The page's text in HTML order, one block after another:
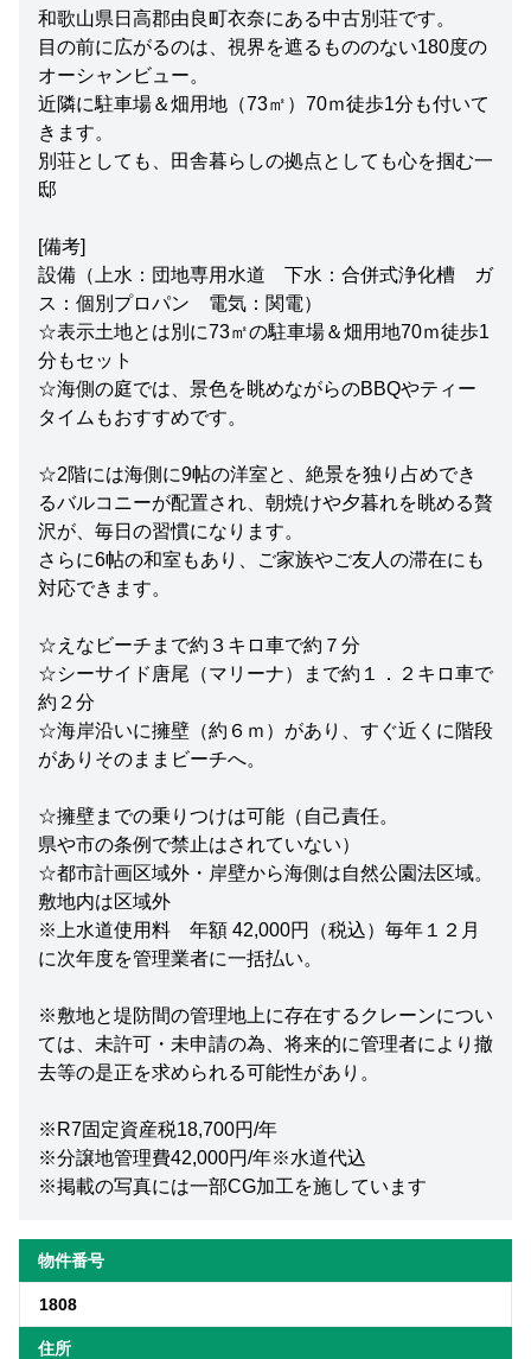
和歌山県日高郡由良町衣奈にある中古別荘です。
目の前に広がるのは、視界を遮るもののない180度の
オーシャンビュー。
近隣に駐車場＆畑用地（73㎡）70ｍ徒歩1分も付いて
きます。
別荘としても、田舎暮らしの拠点としても心を掴む一
邸
[備考]
設備（上水：団地専用水道 下水：合併式浄化槽 ガ
ス：個別プロパン 電気：関電）
☆表示土地とは別に73㎡の駐車場＆畑用地70ｍ徒歩1
分もセット
☆海側の庭では、景色を眺めながらのBBQやティー
タイムもおすすめです。
☆2階には海側に9帖の洋室と、絶景を独り占めでき
るバルコニーが配置され、朝焼けや夕暮れを眺める贅
沢が、毎日の習慣になります。
さらに6帖の和室もあり、ご家族やご友人の滞在にも
対応できます。
☆えなビーチまで約３キロ車で約７分
☆シーサイド唐尾（マリーナ）まで約１．２キロ車で
約２分
☆海岸沿いに擁壁（約６ｍ）があり、すぐ近くに階段
がありそのままビーチへ。
☆擁壁までの乗りつけは可能（自己責任。
県や市の条例で禁止はされていない）
☆都市計画区域外・岸壁から海側は自然公園法区域。
敷地内は区域外
※上水道使用料 年額 42,000円（税込）毎年１２月
に次年度を管理業者に一括払い。
※敷地と堤防間の管理地上に存在するクレーンについ
ては、未許可・未申請の為、将来的に管理者により撤
去等の是正を求められる可能性があり。
※R7固定資産税18,700円/年
※分譲地管理費42,000円/年※水道代込
※掲載の写真には一部CG加工を施しています
物件番号
1808
住所